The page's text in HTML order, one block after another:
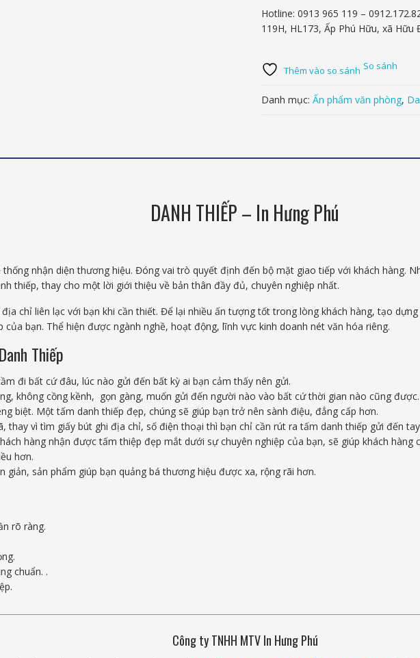
Hotline: 0913 965 119 –
119H, HL173, Ấp Phú Hữu, xã
Thêm vào so sánh So sánh
Danh mục: Ấn phẩm văn phòng,
DANH THIẾP – In Hưng Phú
nhận diện thương hiệu. Đóng vai trò quyết định đến bộ mặt giao tiếp với khách hàng.
thiếp, thay cho một lời giới thiệu về bản thân đầy đủ, chuyên nghiệp nhất.
chỉ liên lạc với bạn khi cần thiết. Để lại nhiều ấn tượng tốt trong lòng khách hàng, tạo
bạn. Thể hiện được ngành nghề, hoạt động, lĩnh vực kinh doanh nét văn hóa riêng.
Thiếp
đi bất cứ đâu, lúc nào gửi đến bất kỳ ai bạn cảm thấy nên gửi.
không cồng kềnh, gọn gàng, muốn gửi đến người nào vào bất cứ thời gian nào cũng được.
biệt. Một tấm danh thiếp đẹp, chúng sẽ giúp bạn trở nên sành điệu, đẳng cấp hơn.
thay vì tìm giấy bút ghi địa chỉ, số điện thoại thì bạn chỉ cần rút ra tấm danh thiếp gửi đến
hàng nhận được tấm thiệp đẹp mắt dưới sự chuyên nghiệp của bạn, sẽ giúp khách
hơn.
sản phẩm giúp bạn quảng bá thương hiệu được xa, rộng rãi hơn.
rõ ràng.
chuẩn. .
Công ty TNHH MTV In Hưng Phú